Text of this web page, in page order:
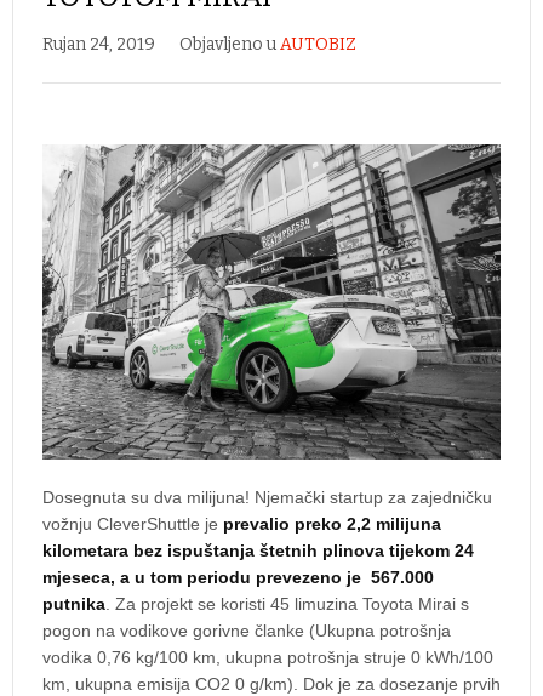
Rujan 24, 2019 Objavljeno uAUTOBIZ
Dosegnuta su dva milijuna! Njemački startup za zajedničku
vožnju CleverShuttle je prevalio preko 2,2 milijuna
kilometara bez ispuštanja štetnih plinova tijekom 24
mjeseca, a u tom periodu prevezeno je 567.000
putnika . Za projekt se koristi 45 limuzina Toyota Mirai s
pogon na vodikove gorivne članke (Ukupna potrošnja
vodika 0,76 kg/100 km, ukupna potrošnja struje 0 kWh/100
km, ukupna emisija CO2 0 g/km). Dok je za dosezanje prvih